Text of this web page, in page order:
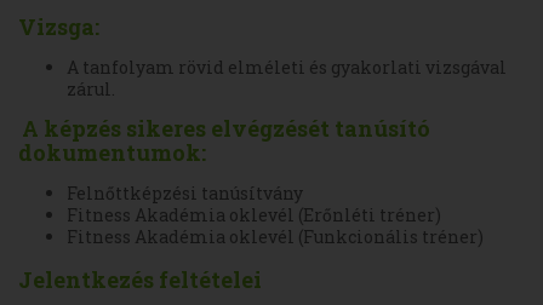
Vizsga:
A tanfolyam rövid elméleti és gyakorlati vizsgával
zárul.
A képzés sikeres elvégzését tanúsító
dokumentumok:
Felnőttképzési tanúsítvány
Fitness Akadémia oklevél (Erőnléti tréner)
Fitness Akadémia oklevél (Funkcionális tréner)
Jelentkezés feltételei